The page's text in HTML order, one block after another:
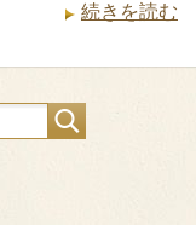
続きを読む